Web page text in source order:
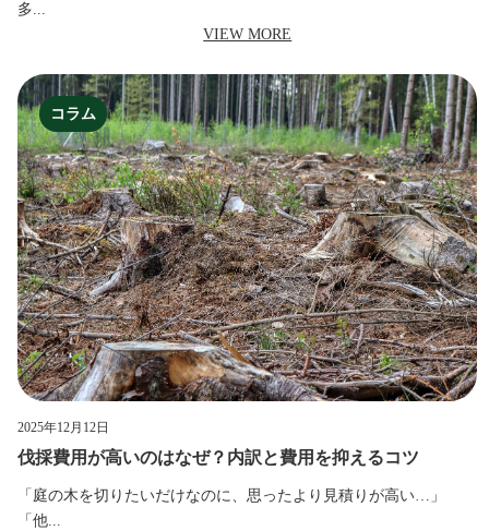
多...
VIEW MORE
コラム
2025年12月12日
伐採費用が高いのはなぜ？内訳と費用を抑えるコツ
「庭の木を切りたいだけなのに、思ったより見積りが高い…」
「他...